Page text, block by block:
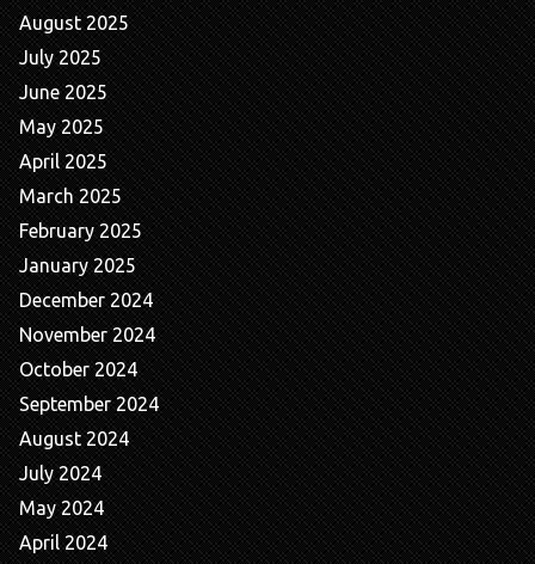
August 2025
July 2025
June 2025
May 2025
April 2025
March 2025
February 2025
January 2025
December 2024
November 2024
October 2024
September 2024
August 2024
July 2024
May 2024
April 2024